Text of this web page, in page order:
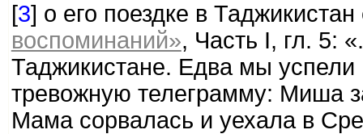
[3] о его поездке в
воспоминаний», Часть I, гл. 5:
Таджикистане. Едва мы успели
тревожную телеграмму:
Мама сорвалась и уехала в